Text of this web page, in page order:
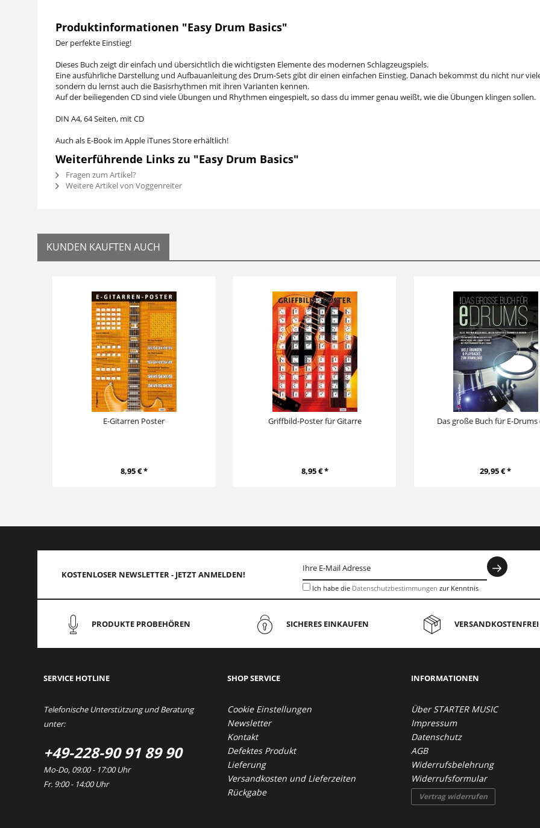
Produktinformationen "Easy Drum Basics"
Der perfekte Einstieg!
Dieses Buch zeigt dir einfach und übersichtlich die wichtigsten Elemente des modernen Schlagzeugspiels.
Eine ausführliche Darstellung und Aufbauanleitung des Drum-Sets gibt dir einen einfachen Einstieg. Danach bekommst du nicht nur
sondern du lernst auch die Basisrhythmen mit ihren Varianten kennen.
Auf der beiliegenden CD sind viele Übungen und Rhythmen eingespielt, so dass du immer genau weißt, wie die Übungen klingen sollen.
DIN A4, 64 Seiten, mit CD
Auch als E-Book im Apple iTunes Store erhältlich!
Weiterführende Links zu "Easy Drum Basics"
Fragen zum Artikel?
Weitere Artikel von Voggenreiter
KUNDEN KAUFTEN AUCH
E-Gitarren Poster
8,95 € *
Griffbild-Poster für Gitarre
8,95 € *
Das große Buch für E-Drums
29,95 € *
KOSTENLOSER NEWSLETTER - JETZT ANMELDEN!
Ich habe die Datenschutzbestimmungen zur Kenntnis
PRODUKTE PROBEHÖREN SICHERES EINKAUFEN
SERVICE HOTLINE
Telefonische Unterstützung und Beratung
unter:
+49-228-90 91 89 90
Mo-Do, 09:00 - 17:00 Uhr
Fr. 9:00 - 14:00 Uhr
SHOP SERVICE
Cookie Einstellungen
Newsletter
Kontakt
Defektes Produkt
Lieferung
Versandkosten und Lieferzeiten
Rückgabe
INFORMATIONEN
Über STARTER MUSIC
Impressum
Datenschutz
AGB
Widerrufsbelehrung
Widerrufsformular
Vertrag widerrufen